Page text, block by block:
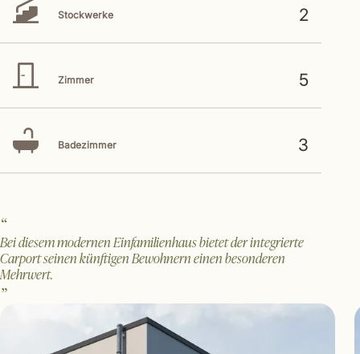
Stockwerke 2
Zimmer 5
Badezimmer 3
Bei diesem modernen Einfamilienhaus bietet der integrierte
Carport seinen künftigen Bewohnern einen besonderen
Mehrwert.